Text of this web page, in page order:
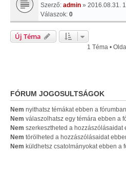
Szerző: admin » 2016.08.31.
Válaszok: 0
Új Téma
1 Téma •
FÓRUM JOGOSULTSÁGOK
Nem nyithatsz témákat ebben a fórumban.
Nem válaszolhatsz egy témára ebben a
Nem szerkesztheted a hozzászólásaidat
Nem törölheted a hozzászólásaidat
Nem küldhetsz csatolmányokat ebben a